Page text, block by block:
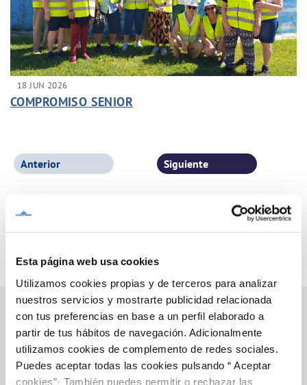
Esta página web usa cookies
Utilizamos cookies propias y de terceros para analizar
nuestros servicios y mostrarte publicidad relacionada
con tus preferencias en base a un perfil elaborado a
partir de tus hábitos de navegación. Adicionalmente
utilizamos cookies de complemento de redes sociales.
Puedes aceptar todas las cookies pulsando “ Aceptar
cookies”· También puedes permitir o rechazar las
18 JUN 2026
COMPROMISO SENIOR
Página 1 de 77
Anterior Siguiente
Inicio